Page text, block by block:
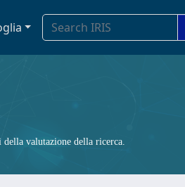
valutazione della ricerca.